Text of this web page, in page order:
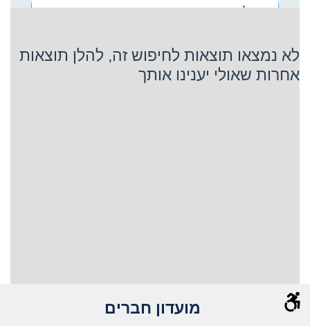
רויאל קאריביאן
לא נמצאו תוצאות לחיפוש זה, להלן תוצאות
אחרות שאולי יענינו אותך
מועדון חברים